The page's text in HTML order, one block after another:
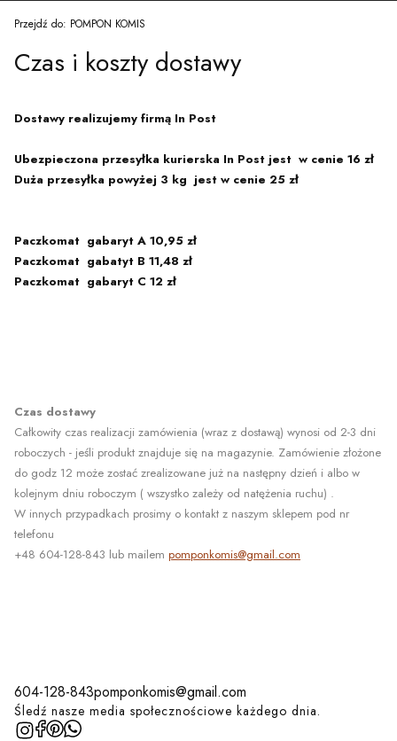
Przejdź do: POMPON KOMIS
Czas i koszty dostawy
Dostawy realizujemy firmą In Post
Ubezpieczona przesyłka kurierska In Post jest w cenie 16 zł
Duża przesyłka powyżej 3 kg jest w cenie 25 zł
Paczkomat gabaryt A 10,95 zł
Paczkomat gabatyt B 11,48 zł
Paczkomat gabaryt C 12 zł
Czas dostawy
Całkowity czas realizacji zamówienia (wraz z dostawą) wynosi od 2-3 dni
roboczych - jeśli produkt znajduje się na magazynie. Zamówienie złożone
do godz 12 może zostać zrealizowane już na następny dzień i albo w
kolejnym dniu roboczym ( wszystko zależy od natężenia ruchu) .
W innych przypadkach prosimy o kontakt z naszym sklepem pod nr
telefonu
+48 604-128-843 lub mailem pomponkomis@gmail.com
604-128-843pomponkomis@gmail.com
Śledź nasze media społecznościowe każdego dnia.